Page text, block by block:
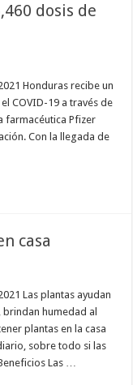
dosis de
Honduras recibe un
COVID-19 a través de
farmacéutica Pfizer
Con la llegada de
casa
Las plantas ayudan
humedad al
plantas en la casa
sobre todo si las
Las …